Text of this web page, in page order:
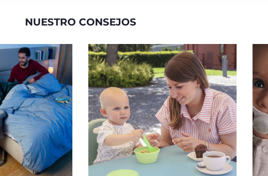
NUESTRO CONSEJOS